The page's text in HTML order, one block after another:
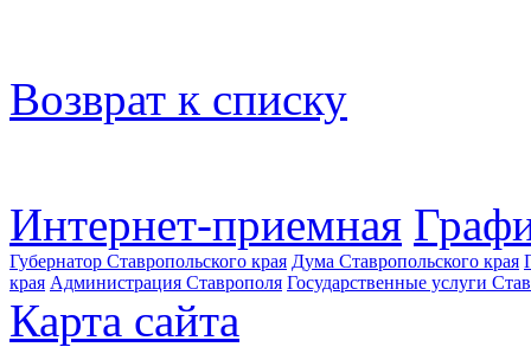
Возврат к списку
Интернет-приемная
Губернатор Ставропольского края Дума Ставропольского края
края Администрация Ставрополя Государственные услуги
Карта сайта